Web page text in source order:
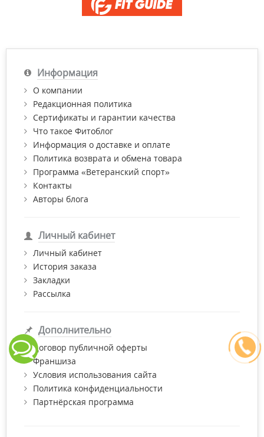
Информация
О компании
Редакционная политика
Сертификаты и гарантии качества
Что такое Фитоблог
Информация о доставке и оплате
Политика возврата и обмена товара
Программа «Ветеранский спорт»
Контакты
Авторы блога
Личный кабинет
Личный кабинет
История заказа
Закладки
Рассылка
Дополнительно
Договор публичной оферты
Франшиза
Условия использования сайта
Политика конфиденциальности
Партнёрская программа